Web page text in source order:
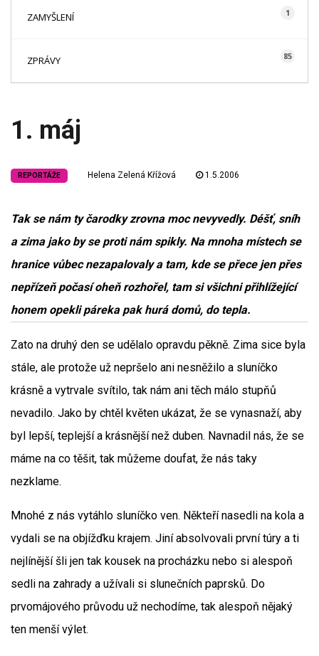
ZAMYŠLENÍ 1
ZPRÁVY 85
1. máj
REPORTÁŽE Helena Zelená Křížová 1.5.2006
Tak se nám ty čarodky zrovna moc nevyvedly. Déšť, sníh
a zima jako by se proti nám spikly. Na mnoha místech se
hranice vůbec nezapalovaly a tam, kde se přece jen přes
nepřízeň počasí oheň rozhořel, tam si všichni přihlížející
honem opekli páreka pak hurá domů, do tepla.
Zato na druhý den se udělalo opravdu pěkně. Zima sice byla
stále, ale protože už nepršelo ani nesněžilo a sluníčko
krásně a vytrvale svítilo, tak nám ani těch málo stupňů
nevadilo. Jako by chtěl květen ukázat, že se vynasnaží, aby
byl lepší, teplejší a krásnější než duben. Navnadil nás, že se
máme na co těšit, tak můžeme doufat, že nás taky
nezklame.
Mnohé z nás vytáhlo sluníčko ven. Někteří nasedli na kola a
vydali se na objížďku krajem. Jiní absolvovali první túry a ti
nejlínější šli jen tak kousek na procházku nebo si alespoň
sedli na zahrady a užívali si slunečních paprsků. Do
prvomájového průvodu už nechodíme, tak alespoň nějaký
ten menší výlet.